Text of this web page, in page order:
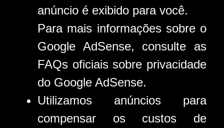
anúncio é exibido para você.
Para mais informações sobre o
Google AdSense, consulte as
FAQs oficiais sobre privacidade
do Google AdSense.
Utilizamos anúncios para
compensar os custos de